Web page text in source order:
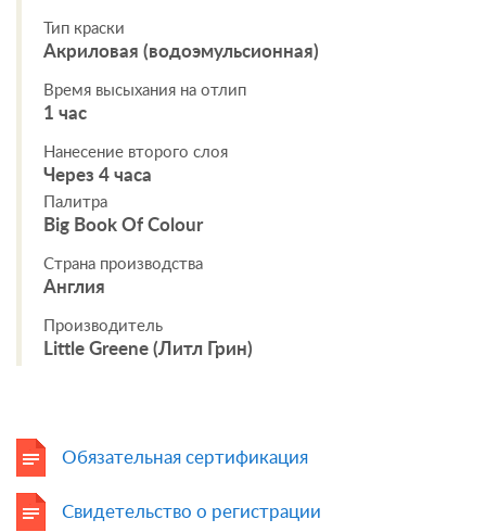
Тип краски
Акриловая (водоэмульсионная)
Время высыхания на отлип
1 час
Нанесение второго слоя
Через 4 часа
Палитра
Big Book Of Colour
Страна производства
Англия
Производитель
Little Greene (Литл Грин)
Обязательная сертификация
Свидетельство о регистрации